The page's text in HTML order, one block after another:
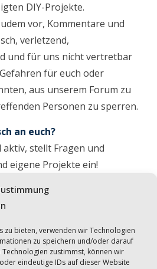
zu bieten, verwenden wir Technologien
zu speichern und/oder darauf
zustimmst, können wir
eindeutige IDs auf dieser Website
DIY-Projekte.
vor, Kommentare und
verletzend,
und für uns nicht vertretbar
für euch oder
aus unserem Forum zu
Personen zu sperren.
an euch?
stellt Fragen und
eigene Projekte ein!
lassen!